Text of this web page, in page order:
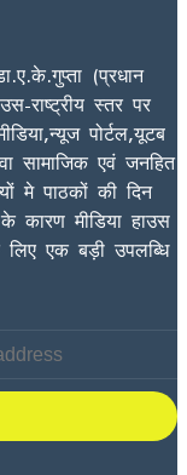
(प्रधान
राष्ट्रीय स्तर पर
पोर्टल,यूटब
सामाजिक एवं जनहित
मे पाठकों की दिन
कारण मीडिया हाउस
एक बड़ी उपलब्धि